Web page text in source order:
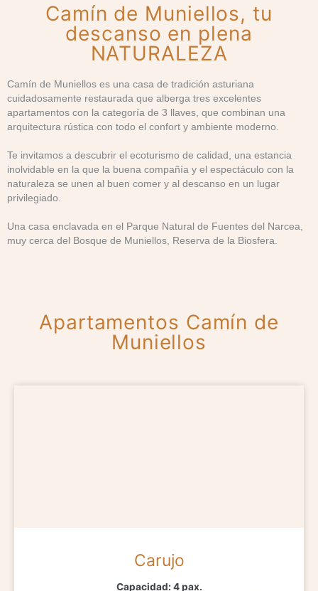
Camín de Muniellos, tu
descanso en plena
NATURALEZA
Camín de Muniellos es una casa de tradición asturiana
cuidadosamente restaurada que alberga tres excelentes
apartamentos con la categoría de 3 llaves, que combinan una
arquitectura rústica con todo el confort y ambiente moderno.
Te invitamos a descubrir el ecoturismo de calidad, una estancia
inolvidable en la que la buena compañía y el espectáculo con la
naturaleza se unen al buen comer y al descanso en un lugar
privilegiado.
Una casa enclavada en el Parque Natural de Fuentes del Narcea,
muy cerca del Bosque de Muniellos, Reserva de la Biosfera.
Apartamentos Camín de
Muniellos
Carujo
Capacidad: 4 pax.